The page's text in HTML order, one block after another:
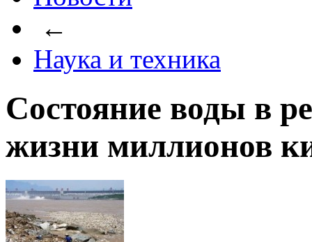
←
Наука и техника
Состояние воды в
жизни миллионов